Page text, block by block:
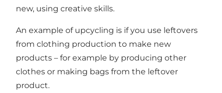
new, using creative skills.
An example of upcycling is if you use leftovers
from clothing production to make new
products – for example by producing other
clothes or making bags from the leftover
product.